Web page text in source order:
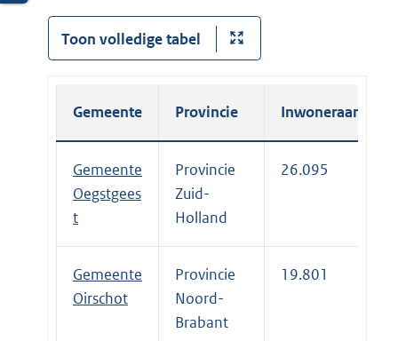
Toon volledige tabel
Gemeente Provincie Inwoneraantal
Gemeente
Oegstgees
t
Provincie
Zuid-
Holland
26.095
Gemeente
Oirschot
Provincie
Noord-
Brabant
19.801